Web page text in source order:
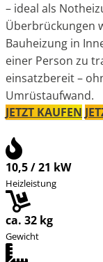
– ideal als
Überbrückungen
Bauheizung in
einer Person zu
einsatzbereit –
Umrüstaufwand.
JETZT KAUFEN
10,5 / 21 kW
Heizleistung
ca. 32 kg
Gewicht